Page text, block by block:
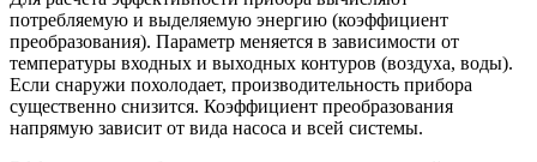
потребляемую и выделяемую энергию (коэффициент
преобразования). Параметр меняется в зависимости от
температуры входных и выходных контуров (воздуха, воды).
Если снаружи похолодает, производительность прибора
существенно снизится. Коэффициент преобразования
напрямую зависит от вида насоса и всей системы.